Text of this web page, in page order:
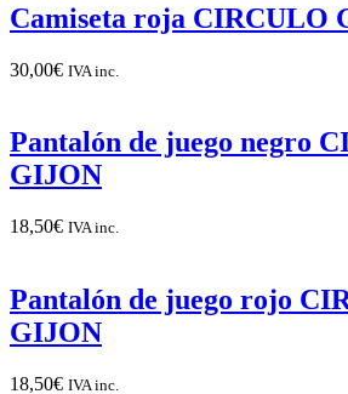
Camiseta roja CIRCULO
30,00€ IVA inc.
Pantalón de juego negro
GIJON
18,50€ IVA inc.
Pantalón de juego rojo
GIJON
18,50€ IVA inc.